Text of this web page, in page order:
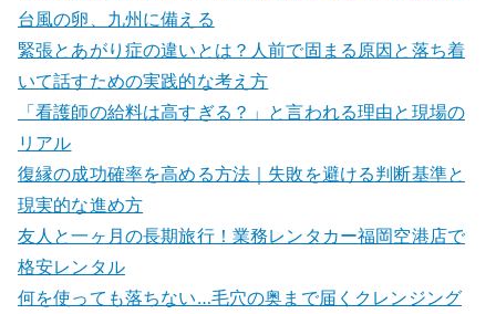
台風の卵、九州に備える
緊張とあがり症の違いとは？人前で固まる原因と落ち着
いて話すための実践的な考え方
「看護師の給料は高すぎる？」と言われる理由と現場の
リアル
復縁の成功確率を高める方法｜失敗を避ける判断基準と
現実的な進め方
友人と一ヶ月の長期旅行！業務レンタカー福岡空港店で
格安レンタル
何を使っても落ちない…毛穴の奥まで届くクレンジング